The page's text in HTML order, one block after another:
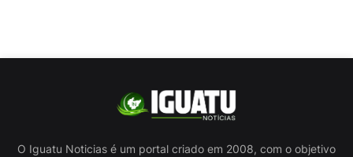
O Iguatu Noticias é um portal criado em 2008, com o objetivo